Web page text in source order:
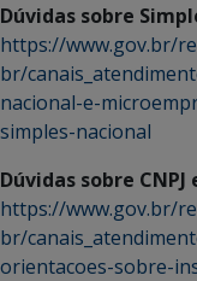
Dúvidas sobre
https://www.gov.br/
br/
nacional-e-
simples-nacional
Dúvidas sobre CNPJ
https://www.gov.br/
br/
orientacoes-sobre-